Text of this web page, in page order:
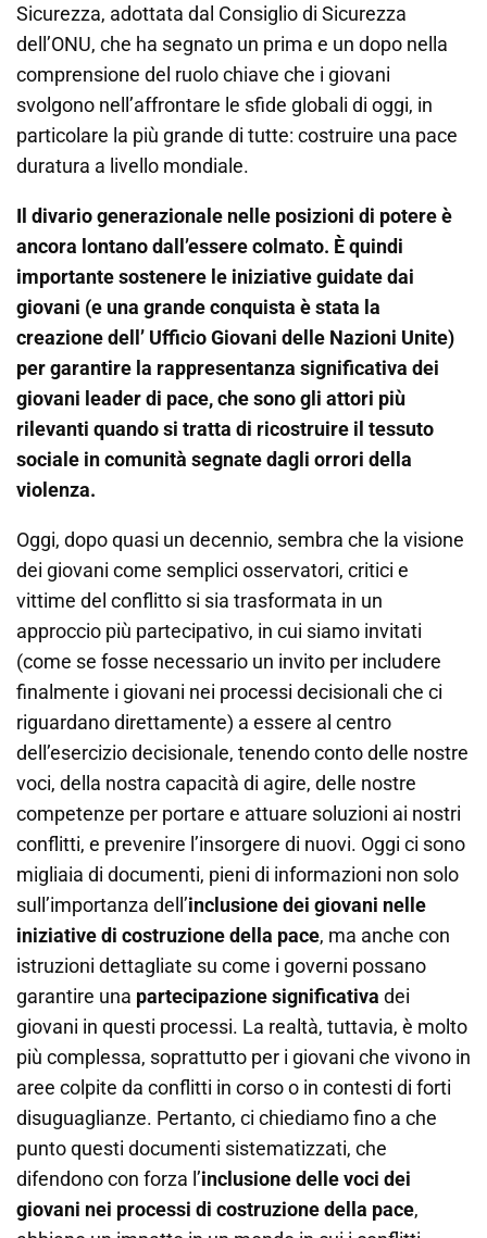
Sicurezza, adottata dal Consiglio di Sicurezza
dell’ONU, che ha segnato un prima e un dopo nella
comprensione del ruolo chiave che i giovani
svolgono nell’affrontare le sfide globali di oggi, in
particolare la più grande di tutte: costruire una pace
duratura a livello mondiale.
Il divario generazionale nelle posizioni di potere è
ancora lontano dall’essere colmato. È quindi
importante sostenere le iniziative guidate dai
giovani (e una grande conquista è stata la
creazione dell’ Ufficio Giovani delle Nazioni Unite)
per garantire la rappresentanza significativa dei
giovani leader di pace, che sono gli attori più
rilevanti quando si tratta di ricostruire il tessuto
sociale in comunità segnate dagli orrori della
violenza.
Oggi, dopo quasi un decennio, sembra che la visione
dei giovani come semplici osservatori, critici e
vittime del conflitto si sia trasformata in un
approccio più partecipativo, in cui siamo invitati
(come se fosse necessario un invito per includere
finalmente i giovani nei processi decisionali che ci
riguardano direttamente) a essere al centro
dell’esercizio decisionale, tenendo conto delle nostre
voci, della nostra capacità di agire, delle nostre
competenze per portare e attuare soluzioni ai nostri
conflitti, e prevenire l’insorgere di nuovi. Oggi ci sono
migliaia di documenti, pieni di informazioni non solo
sull’importanza dell’inclusione dei giovani nelle
iniziative di costruzione della pace, ma anche con
istruzioni dettagliate su come i governi possano
garantire una partecipazione significativa dei
giovani in questi processi. La realtà, tuttavia, è molto
più complessa, soprattutto per i giovani che vivono in
aree colpite da conflitti in corso o in contesti di forti
disuguaglianze. Pertanto, ci chiediamo fino a che
punto questi documenti sistematizzati, che
difendono con forza l’inclusione delle voci dei
giovani nei processi di costruzione della pace,